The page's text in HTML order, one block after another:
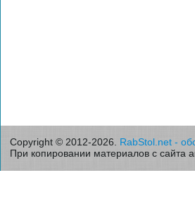
Copyright © 2012-2026. RabStol.net -
При копировании материалов с сайта